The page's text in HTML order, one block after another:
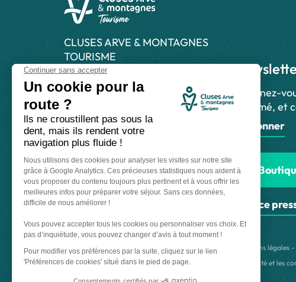
CLUSES ARVE & MONTAGNES
TOURISME
21 Grande Rue, 74300 Cluses
04 50 96 69 69
Laissez-nous votre avis
Nous contacter
Nos bureaux
Abonnez-
informé, et
S'abonner
Espace
Made with by IRIS Interactive Mentions légales -
Ce site est protégé par reCAPTCHA. Les règles de confidentialitéet les